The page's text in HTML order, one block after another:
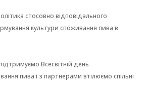
стосовно відповідального
культури споживання пива в
Всесвітній день
пива і з партнерами втілюємо спільні